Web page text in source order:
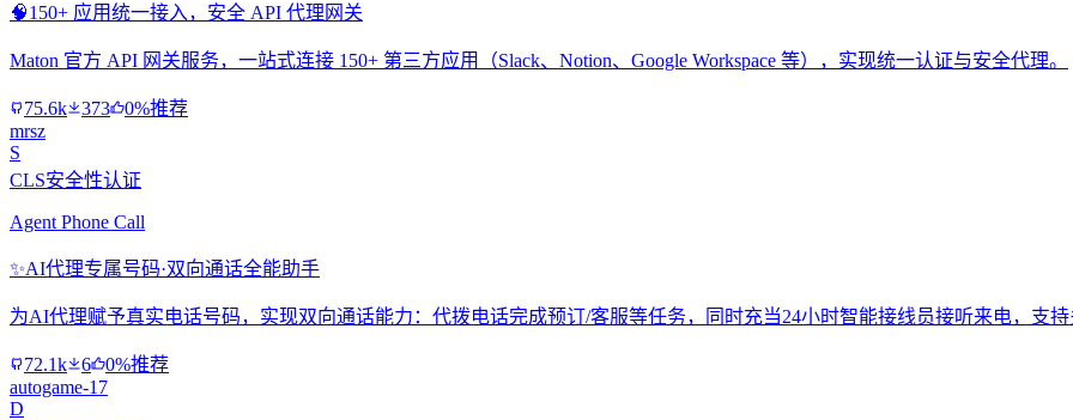
🧠150+ 应用统一接入，安全 API 代理网关
Maton 官方 API 网关服务，一站式连接 150+ 第三方应用（Slack、Notion、Google Workspace 等），实现统一认证与安全代理。
75.6k 373
0%推荐
mrsz
S
CLS安全性认证
Agent Phone Call
✨AI代理专属号码·双向通话全能助手
为AI代理赋予真实电话号码，实现双向通话能力：代拨电话完成预订/客服等任务，同时充当24小时智能接线员接听来电，支持
72.1k 6
0%推荐
autogame-17
D